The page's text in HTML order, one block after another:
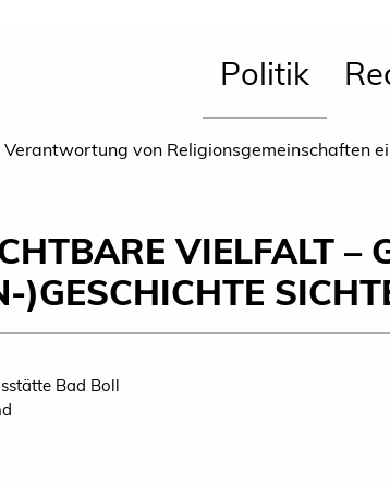
Politik
Verantwortung von Religionsgemeinschaften
VIELFALT –
)GESCHICHTE
Bad Boll